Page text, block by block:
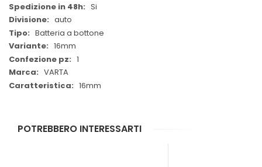
Si
auto
Batteria a bottone
16mm
1
VARTA
16mm
POTREBBERO INTERESSARTI